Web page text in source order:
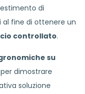
di
al fine di ottenere un
controllato.
su
dimostrare
soluzione